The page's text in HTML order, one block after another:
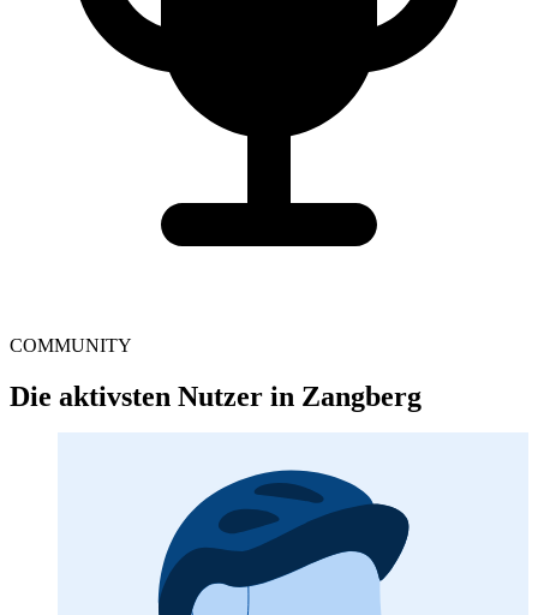
COMMUNITY
Die aktivsten Nutzer in Zangberg